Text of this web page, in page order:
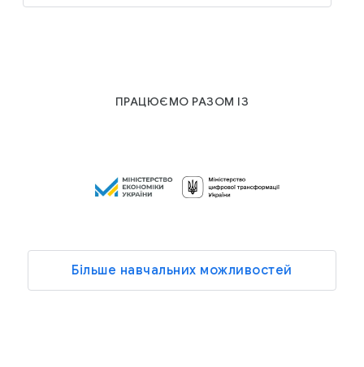
ПРАЦЮЄМО РАЗОМ ІЗ
Більше навчальних можливостей